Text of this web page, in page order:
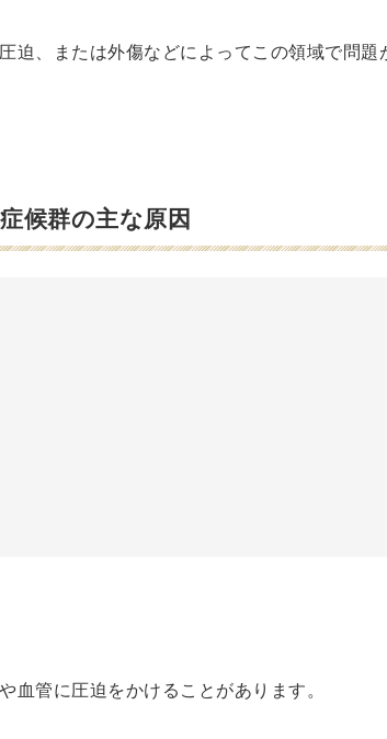
迫、または外傷などによってこの領域で問題
候群の主な原因
血管に圧迫をかけることがあります。